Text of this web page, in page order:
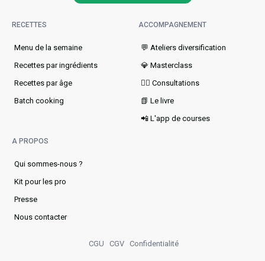
RECETTES
Menu de la semaine​
Recettes par ingrédients
Recettes par âge
Batch cooking
ACCOMPAGNEMENT
💬 Ateliers diversification
💎 Masterclass
👩‍⚕️ Consultations
📗 Le livre
📲 L'app de courses
A PROPOS
Qui sommes-nous ?
Kit pour les pro
Presse
Nous contacter
CGU CGV Confidentialité